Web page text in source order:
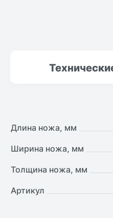
Длина ножа, мм
Ширина ножа, мм
Толщина ножа, мм
Артикул